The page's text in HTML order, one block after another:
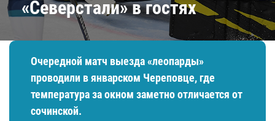
«Северстали» в гостях
Очередной матч выезда «леопарды»
проводили в январском Череповце, где
температура за окном заметно отличается от
сочинской.